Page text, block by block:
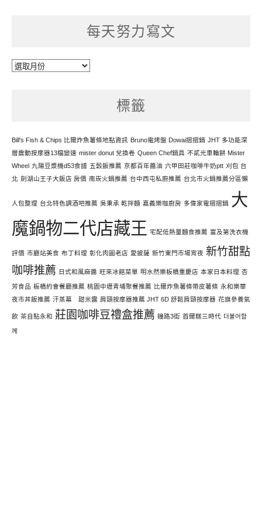
每天努力寫文
每
標籤
Bill's Fish & Chips 比爾炸魚薯條地點資訊 Bruno電烤盤 Dowai摺摺鍋 JHT 多功能深
層震動按摩器13檔變速 mister donut 兌換卷 Queen Chef鍋具 不貳光車輪餅 Mister
Wheel 九陽豆漿機d53食譜 五穀飯推薦 京都百年醬油 六甲田莊咖啡牛奶ptt 刈包 台
北 劍湖山王子大飯店 房價 南崁火鍋推薦 台中西屯私廚推薦 台北市火鍋推薦分區懶
人包整理 台北特色調酒吧推薦 吳秉承 乾拌麵 嘉義樂咖廚房 多偉家電摺摺鍋 大
魔鍋物二代店藏王 宅配低熱量麵食推薦 富及第洗衣機
評價 市廳站美食 布丁料理 彰化肉圓老店 愛披薩 新竹東門市場宵夜 新竹甜點
咖啡推薦 日式和風麻醬 旺來冰館菜單 明水然樂板橋重慶店 本家日本料理 杏
芳食品 板橋約會餐廳推薦 桃園中壢青埔聚餐推薦 比爾炸魚薯條帶皮薯條 永和樂華
夜市丼飯推薦 汗蒸幕 甜米露 肩頸按摩器推薦 JHT 6D 舒鬆肩頸按摩器 花旗參養氣
飲 茶自點永和 莊園咖啡豆禮盒推薦 鐘路3街 首爾糕三時代 더불어함
께